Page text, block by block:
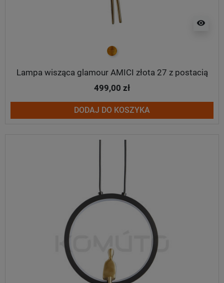
visibility
złoty
Lampa wisząca glamour AMICI złota 27 z postacią
499,00 zł
DODAJ DO KOSZYKA